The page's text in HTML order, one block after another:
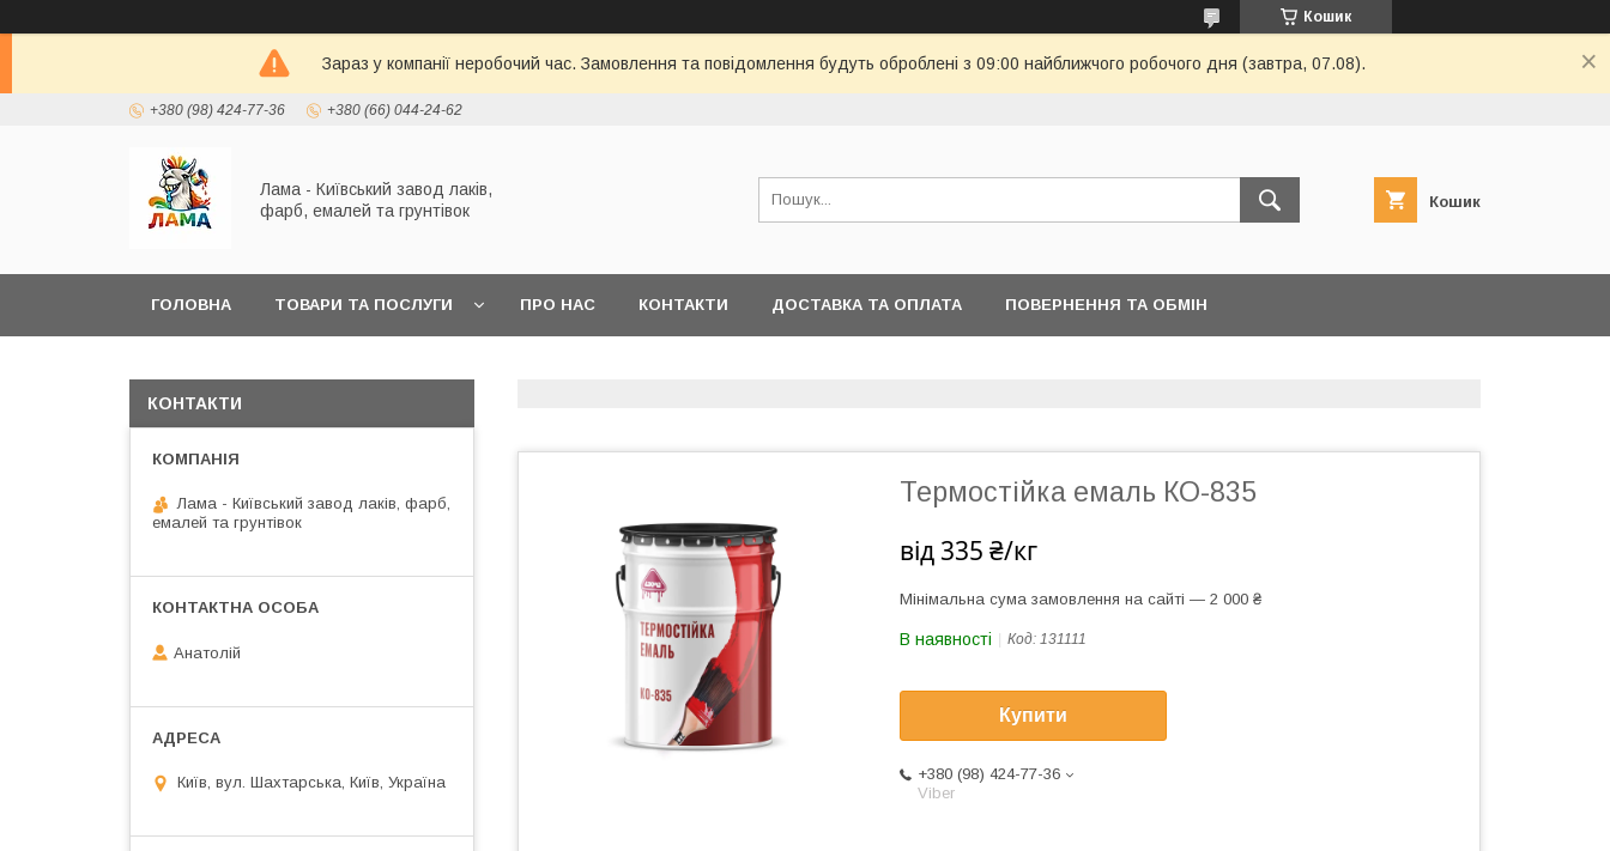
Кошик
Зараз у компанії неробочий час. Замовлення та повідомлення будуть оброблені з 09:00 найближчого робочого дня (завтра, 07.08).
+380 (98) 424-77-36 +380 (66) 044-24-62
Лама - Київський завод лаків,
фарб, емалей та грунтівок
Кошик
ГОЛОВНА ТОВАРИ ТА ПОСЛУГИ ПРО НАС КОНТАКТИ ДОСТАВКА ТА ОПЛАТА ПОВЕРНЕННЯ ТА ОБМІН
Термостійка емаль КО-835
від 335 ₴/кг
Мінімальна сума замовлення на сайті — 2 000 ₴
В наявності Код: 131111
Купити
+380 (98) 424-77-36
Viber
КОНТАКТИ
Лама - Київський завод лаків, фарб,
емалей та грунтівок
Анатолій
Київ, вул. Шахтарська, Київ, Україна